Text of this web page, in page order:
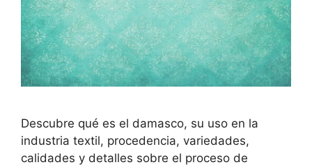
Descubre qué es el damasco, su uso en la
industria textil, procedencia, variedades,
calidades y detalles sobre el proceso de